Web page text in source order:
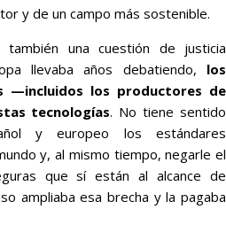
y de un campo más sostenible.
también una cuestión de justicia
llevaba años debatiendo, los
—incluidos los productores de
tecnologías. No tiene sentido
y europeo los estándares
y, al mismo tiempo, negarle el
que sí están al alcance de
ampliaba esa brecha y la pagaba